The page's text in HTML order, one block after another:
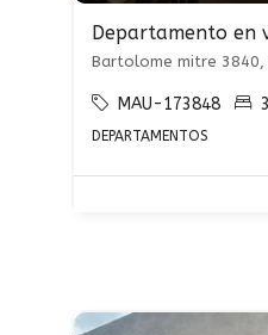
Departamento en
MAU-173848 3
DEPARTAMENTOS